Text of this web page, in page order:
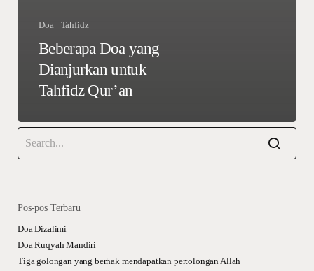
Doa Tahfidz
Beberapa Doa yang
Dianjurkan untuk
Tahfidz Qur’an
Pos-pos Terbaru
Doa Dizalimi
Doa Ruqyah Mandiri
Tiga golongan yang berhak mendapatkan pertolongan Allah